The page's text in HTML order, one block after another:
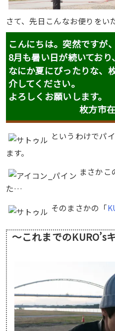
さて、先日こんなお便りをい
こんにちは。突然ですが
8月も暑い日が続いており
なにか夏にぴったりな、
介してください。
よろしくお願いします。
枚方市
というわけでパ
ます。
まさかこ
た…
そのまさかの「
〜これまでのKURO’s